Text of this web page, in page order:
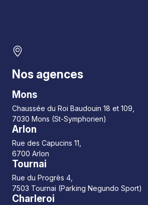
Nos agences
Mons
Chaussée du Roi Baudouin 18 et 109,
7030 Mons (St-Symphorien)
Arlon
Rue des Capucins 11,
6700 Arlon
Tournai
Rue du Progrès 4,
7503 Tournai (Parking Negundo Sport)
Charleroi